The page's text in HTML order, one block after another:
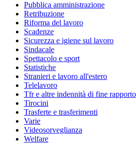
Pubblica amministrazione
Retribuzione
Riforma del lavoro
Scadenze
Sicurezza e igiene sul lavoro
Sindacale
Spettacolo e sport
Statistiche
Stranieri e lavoro all'estero
Telelavoro
Tfr e altre indennità di fine rapporto
Tirocini
Trasferte e trasferimenti
Varie
Videosorveglianza
Welfare